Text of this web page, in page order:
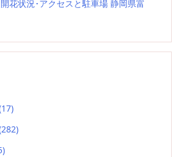
花状況･アクセスと駐車場 静岡県富